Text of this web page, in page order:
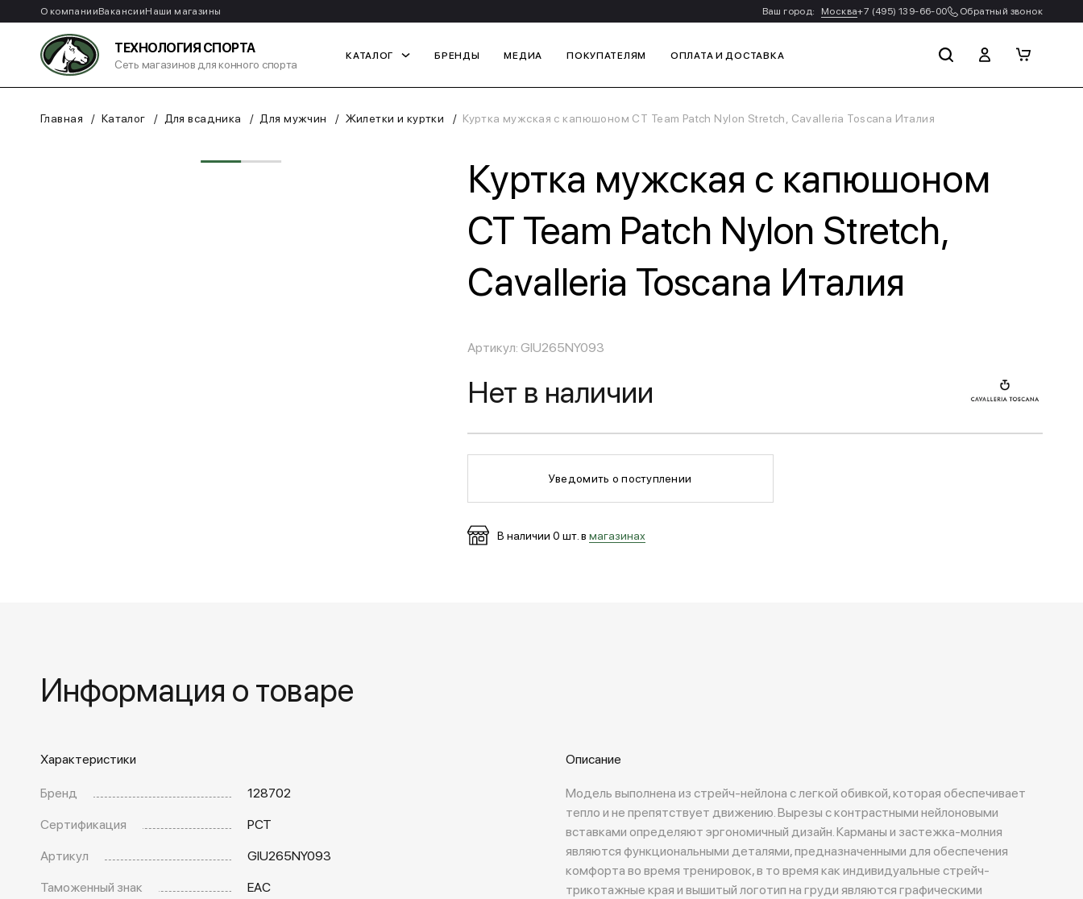
О компанииВакансииНаши магазины Ваш город: Москва+7 (495) 139-66-00 Обратный звонок
ТЕХНОЛОГИЯ СПОРТА
Сеть магазинов для конного спорта
КАТАЛОГ БРЕНДЫ МЕДИА ПОКУПАТЕЛЯМ ОПЛАТА И ДОСТАВКА
Главная Каталог Для всадника Для мужчин Жилетки и куртки Куртка мужская с капюшоном CT Team Patch Nylon Stretch, Cavalleria Toscana Италия
Куртка мужская с капюшоном
CT Team Patch Nylon Stretch,
Cavalleria Toscana Италия
Артикул: GIU265NY093
Нет в наличии
Уведомить о поступлении
В наличии 0 шт. в магазинах
Информация о товаре
Характеристики
Бренд
128702
Сертификация
РСТ
Артикул
GIU265NY093
Таможенный знак
EAC
Описание
Модель выполнена из стрейч-нейлона с легкой обивкой, которая обеспечивает
тепло и не препятствует движению. Вырезы с контрастными нейлоновыми
вставками определяют эргономичный дизайн. Карманы и застежка-молния
являются функциональными деталями, предназначенными для обеспечения
комфорта во время тренировок, в то время как индивидуальные стрейч-
трикотажные края и вышитый логотип на груди являются графическими